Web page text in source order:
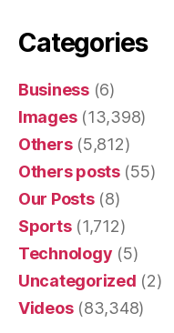
Categories
Business(6)
Images(13,398)
Others(5,812)
Others posts(55)
Our Posts(8)
Sports(1,712)
Technology (5)
Uncategorized (2)
Videos(83,348)